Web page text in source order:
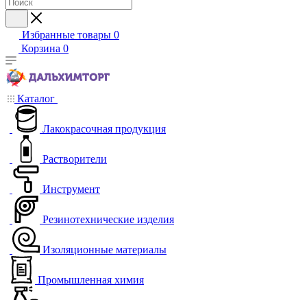
Избранные товары 0
Корзина 0
Каталог
Лакокрасочная продукция
Растворители
Инструмент
Резинотехнические изделия
Изоляционные материалы
Промышленная химия